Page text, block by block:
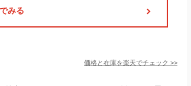
みる
価格と在庫を楽天でチェック >>